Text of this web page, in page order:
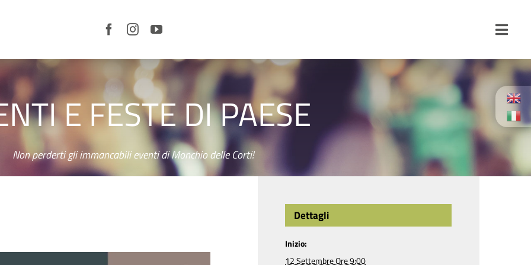
E IL TERRITORIO
ORGANIZZALA TUAVISITA
SERVIZI
EVENTI
E FESTE DI PAESE
Non perderti gli immancabili eventi di Monchio delle Corti!
Dettagli
Inizio:
12 Settembre Ore 9:00